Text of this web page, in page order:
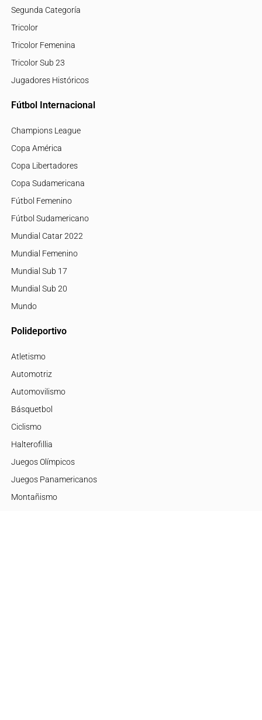
Segunda Categoría
Tricolor
Tricolor Femenina
Tricolor Sub 23
Jugadores Históricos
Fútbol Internacional
Champions League
Copa América
Copa Libertadores
Copa Sudamericana
Fútbol Femenino
Fútbol Sudamericano
Mundial Catar 2022
Mundial Femenino
Mundial Sub 17
Mundial Sub 20
Mundo
Polideportivo
Atletismo
Automotriz
Automovilismo
Básquetbol
Ciclismo
Halterofillia
Juegos Olímpicos
Juegos Panamericanos
Montañismo